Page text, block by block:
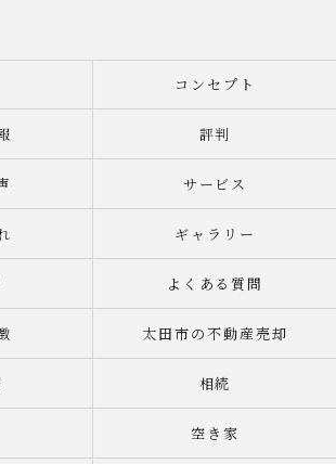
コンセプト
評判
サービス
ギャラリー
よくある質問
太田市の不動産売却
相続
空き家